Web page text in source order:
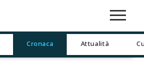
Cronaca Attualità